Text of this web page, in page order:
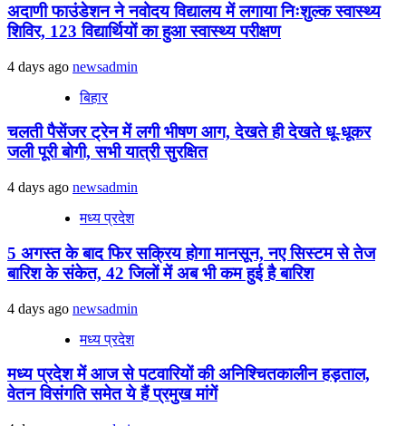
अदाणी फाउंडेशन ने नवोदय विद्यालय में लगाया निःशुल्क स्वास्थ्य
शिविर, 123 विद्यार्थियों का हुआ स्वास्थ्य परीक्षण
4 days ago newsadmin
बिहार
चलती पैसेंजर ट्रेन में लगी भीषण आग, देखते ही देखते धू-धूकर
जली पूरी बोगी, सभी यात्री सुरक्षित
4 days ago newsadmin
मध्य प्रदेश
5 अगस्त के बाद फिर सक्रिय होगा मानसून, नए सिस्टम से तेज
बारिश के संकेत, 42 जिलों में अब भी कम हुई है बारिश
4 days ago newsadmin
मध्य प्रदेश
मध्य प्रदेश में आज से पटवारियों की अनिश्चितकालीन हड़ताल,
वेतन विसंगति समेत ये हैं प्रमुख मांगें